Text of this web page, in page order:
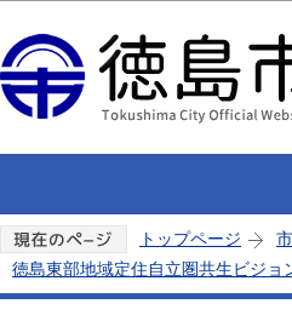
トップページ
徳島東部地域定住自立圏共生ビジョ